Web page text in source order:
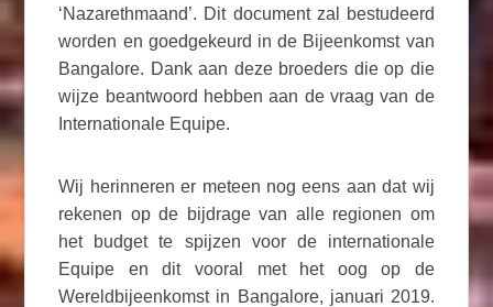
‘Nazarethmaand’. Dit document zal bestudeerd
worden en goedgekeurd in de Bijeenkomst van
Bangalore. Dank aan deze broeders die op die
wijze beantwoord hebben aan de vraag van de
Internationale Equipe.
Wij herinneren er meteen nog eens aan dat wij
rekenen op de bijdrage van alle regionen om
het budget te spijzen voor de internationale
Equipe en dit vooral met het oog op de
Wereldbijeenkomst in Bangalore, januari 2019.